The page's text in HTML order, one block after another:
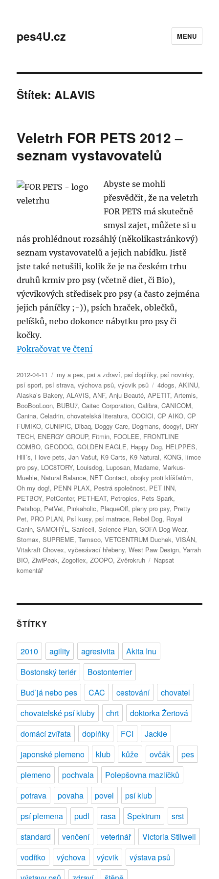
pes4U.cz MENU
Štítek:ALAVIS
Veletrh FOR PETS 2012 –
seznam vystavovatelů
Abyste se mohli
přesvědčit, že na veletrh
FOR PETS má skutečně
smysl zajet, můžete si u
nás prohlédnout rozsáhlý (několikastránkový)
seznam vystavovatelů a jejich nabídku. Jistě
jste také netušili, kolik že je na českém trhu
druhů krmiv pro psy (včetně diet, či Bio),
výcvikových středisek pro psy (a často zejména
jejich páníčky ;-)), psích hraček, oblečků,
pelíšků, nebo dokonce nábytku pro psy či
kočky.
Pokračovat ve čtení„Veletrh FOR PETS 2012 –
Publikováno:
2012-04-11 Rubriky:
my a pes,psi a zdraví,psí doplňky,psí novinky,
psí sport,psí strava,výchova psů,výcvik psů Štítky:
4dogs,AKINU,
Alaska’s Bakery,ALAVIS,ANF,Anju Beauté,APETIT,Artemis,
BooBooLoon, BUBU7,Caitec Corporation,Calibra,CANICOM,
Canina,Celadrin,chovatelská literatura,COCICI,CP AIKO,CP
FUMIKO,CUNIPIC, Dibaq, Doggy Care, Dogmans,doogy!, DRY
TECH, ENERGY GROUP, Fitmin, FOOLEE, FRONTLINE
COMBO,GEODOG,GOLDEN EAGLE, Happy Dog, HELPPES,
Hill´s, I love pets,Jan Vašut, K9 Carts, K9 Natural, KONG, límce
pro psy, LOC8TORY, Louisdog, Luposan, Madame, Markus-
Muehle, Natural Balance, NET Contact,obojky proti klíšťatům,
Oh my dog!, PENN PLAX, Pestrá společnost, PET INN,
PETBOY, PetCenter, PETHEAT, Petropics, Pets Spark,
Petshop, PetVet, Pinkaholic, PlaqueOff,pleny pro psy, Pretty
Pet, PRO PLAN, Psí kusy,psí matrace, Rebel Dog, Royal
Canin,SAMOHÝL,Sanicell,Science Plan,SOFA Dog Wear,
Stomax,SUPREME,Tamsco,VETCENTRUM Duchek,VISÁN,
Vitakraft Chovex,vyčesávací hřebeny,West Paw Design,Yarrah
BIO,ZiwiPeak,Zogoflex,ZOOPO,Zvěrokruh
Napsat
komentářpro
názvem
FOR
2012
seznam
vystavovatelů
ŠTÍTKY
2010 agility agresivita
Akita Inu
Bostonský teriér
Bostonterrier
Buď já nebo pes
CAC cestování
chovatel
chovatelské psí kluby
chrt
doktorka Žertová
domácí zvířata
doplňky FCI
Jackie
japonské plemeno
klub kůže ovčák
pes
plemeno
pochvala
Polepšovna mazlíčků
potrava
povaha povel
psí klub
psí plemena
pudl rasa Spektrum
srst
standard
venčení veterinář
Victoria Stilwell
vodítko
výchova výcvik
výstava psů